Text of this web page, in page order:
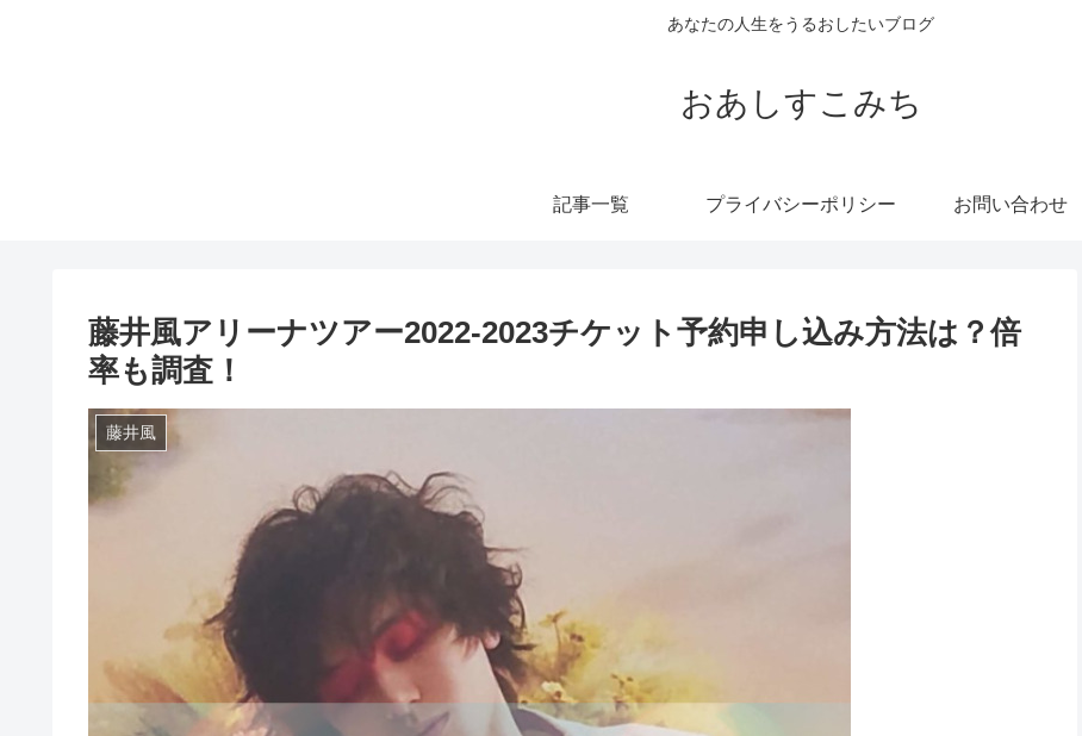
あなたの人生をうるおしたいブログ
おあしすこみち
記事一覧 プライバシーポリシー お問い合わせ
藤井風アリーナツアー2022-2023チケット予約申し込み方法は？倍
率も調査！
藤井風